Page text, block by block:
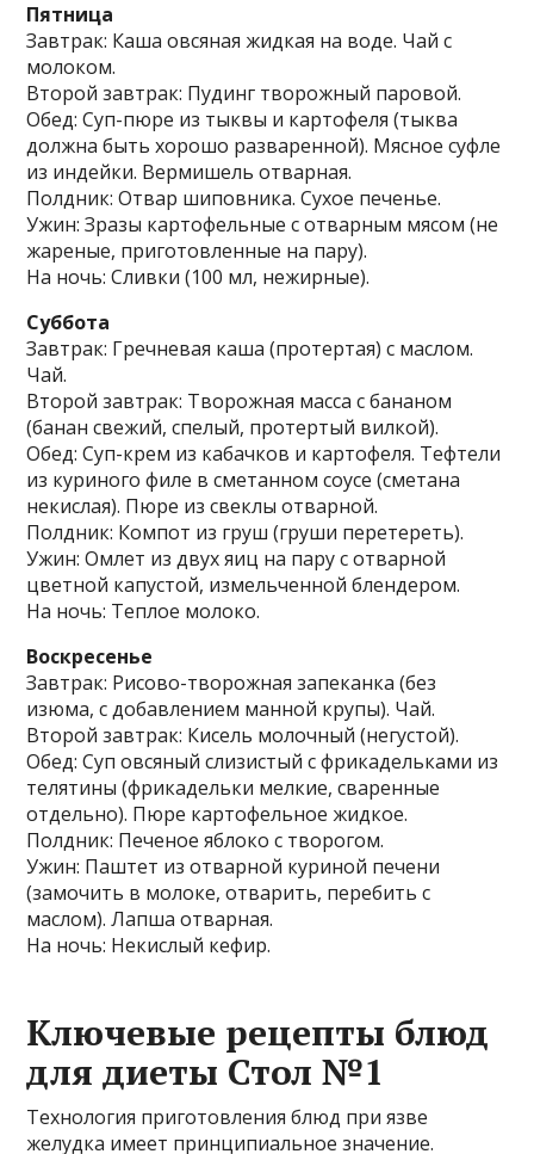
Пятница
Завтрак: Каша овсяная жидкая на воде. Чай с
молоком.
Второй завтрак: Пудинг творожный паровой.
Обед: Суп-пюре из тыквы и картофеля (тыква
должна быть хорошо разваренной). Мясное суфле
из индейки. Вермишель отварная.
Полдник: Отвар шиповника. Сухое печенье.
Ужин: Зразы картофельные с отварным мясом (не
жареные, приготовленные на пару).
На ночь: Сливки (100 мл, нежирные).
Суббота
Завтрак: Гречневая каша (протертая) с маслом.
Чай.
Второй завтрак: Творожная масса с бананом
(банан свежий, спелый, протертый вилкой).
Обед: Суп-крем из кабачков и картофеля. Тефтели
из куриного филе в сметанном соусе (сметана
некислая). Пюре из свеклы отварной.
Полдник: Компот из груш (груши перетереть).
Ужин: Омлет из двух яиц на пару с отварной
цветной капустой, измельченной блендером.
На ночь: Теплое молоко.
Воскресенье
Завтрак: Рисово-творожная запеканка (без
изюма, с добавлением манной крупы). Чай.
Второй завтрак: Кисель молочный (негустой).
Обед: Суп овсяный слизистый с фрикадельками из
телятины (фрикадельки мелкие, сваренные
отдельно). Пюре картофельное жидкое.
Полдник: Печеное яблоко с творогом.
Ужин: Паштет из отварной куриной печени
(замочить в молоке, отварить, перебить с
маслом). Лапша отварная.
На ночь: Некислый кефир.
Ключевые рецепты блюд
для диеты Стол №1
Технология приготовления блюд при язве
желудка имеет принципиальное значение.